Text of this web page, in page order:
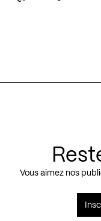
Vous aimez nos